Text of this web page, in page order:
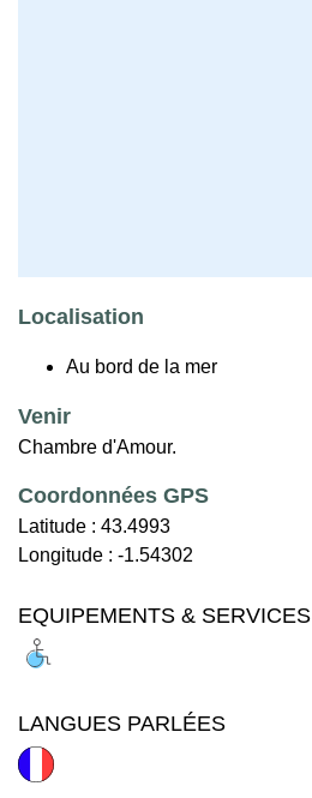
Localisation
Au bord de la mer
Venir
Chambre d'Amour.
Coordonnées GPS
Latitude : 43.4993
Longitude : -1.54302
EQUIPEMENTS & SERVICES
LANGUES PARLÉES